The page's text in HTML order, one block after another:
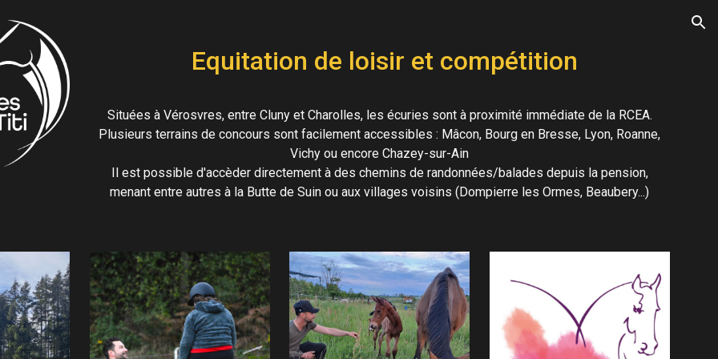
to main content
Equitation de loisir et compétition
Situées à Vérosvres, entre Cluny et Charolles, les écuries sont à proximité immédiate de la RCEA.
Plusieurs terrains de concours sont facilement accessibles : Mâcon, Bourg en Bresse, Lyon, Roanne,
Vichy ou encore Chazey-sur-Ain
Il est possible d'accèder directement à des chemins de randonnées/balades depuis la pension,
menant entre autres à la Butte de Suin ou aux villages voisins (Dompierre les Ormes, Beaubery...)